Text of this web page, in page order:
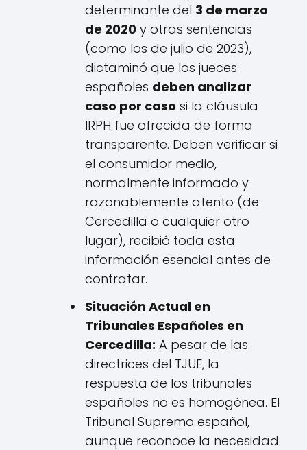
determinante del 3 de marzo
de 2020 y otras sentencias
(como los de julio de 2023),
dictaminó que los jueces
españoles deben analizar
caso por caso si la cláusula
IRPH fue ofrecida de forma
transparente. Deben verificar si
el consumidor medio,
normalmente informado y
razonablemente atento (de
Cercedilla o cualquier otro
lugar), recibió toda esta
información esencial antes de
contratar.
Situación Actual en
Tribunales Españoles en
Cercedilla: A pesar de las
directrices del TJUE, la
respuesta de los tribunales
españoles no es homogénea. El
Tribunal Supremo español,
aunque reconoce la necesidad